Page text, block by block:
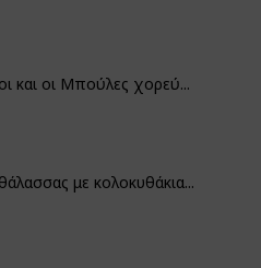
και οι Μπούλες χορεύ...
με κολοκυθάκια...